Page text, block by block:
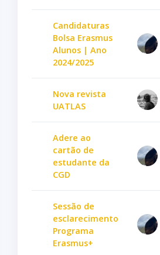
Candidaturas
Bolsa Erasmus
Alunos | Ano
2024/2025
Nova revista
UATLAS
Adere ao
cartão de
estudante da
CGD
Sessão de
esclarecimento
Programa
Erasmus+